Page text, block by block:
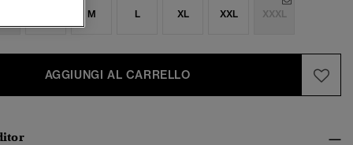
M L XL XXL XXXL
AGGIUNGI AL CARRELLO